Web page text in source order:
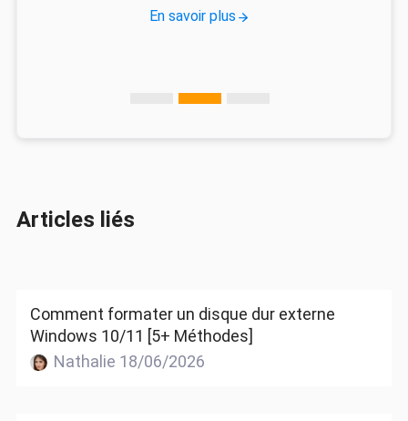
En savoir plus
Articles liés
Comment formater un disque dur externe
Windows 10/11 [5+ Méthodes]
Nathalie 18/06/2026